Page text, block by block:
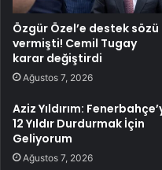
Özgür Özel’e destek sözü
vermişti! Cemil Tugay
karar değiştirdi
Ağustos 7, 2026
Aziz Yıldırım:
12 Yıldır Durdurmak İçin
Geliyorum
Ağustos 7, 2026